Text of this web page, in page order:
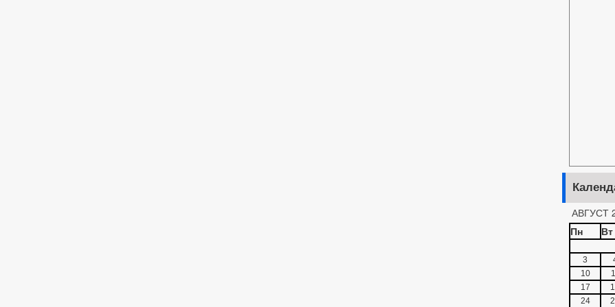
АВГУСТ
Пн
Вт
3
10
17
24